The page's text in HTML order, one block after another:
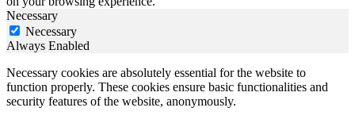
Necessary
Necessary
Always Enabled
Necessary cookies are absolutely essential for the website to
function properly. These cookies ensure basic functionalities and
security features of the website, anonymously.